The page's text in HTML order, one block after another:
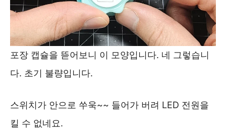
포장 캡슐을 뜯어보니 이 모양입니다. 네 그렇습니
다. 초기 불량입니다.
스위치가 안으로 쑤욱~~ 들어가 버려 LED 전원을
킬 수 없네요.